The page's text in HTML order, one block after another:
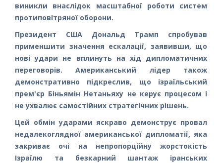
виникли внаслідок масштабної роботи систем
протиповітряної оборони.
Президент США Дональд Трамп спробував
применшити значення ескалації, заявивши, що
нові удари не вплинуть на хід дипломатичних
переговорів. Американський лідер також
демонстративно підкреслив, що ізраїльський
прем'єр Біньямін Нетаньяху не керує процесом і
не ухвалює самостійних стратегічних рішень.
Цей обмін ударами яскраво демонструє провал
недалекоглядної американської дипломатії, яка
закриває очі на непропорційну жорстокість
Ізраїлю та безкарний шантаж іранських